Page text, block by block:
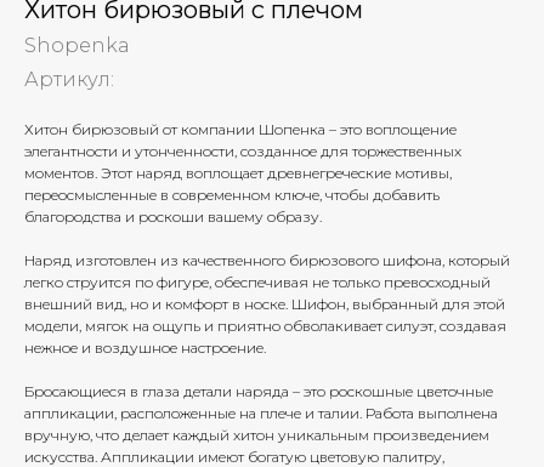
Хитон бирюзовый с плечом
Shopenka
Артикул:
Хитон бирюзовый от компании Шопенка – это воплощение
элегантности и утонченности, созданное для торжественных
моментов. Этот наряд воплощает древнегреческие мотивы,
переосмысленные в современном ключе, чтобы добавить
благородства и роскоши вашему образу.
Наряд изготовлен из качественного бирюзового шифона, который
легко струится по фигуре, обеспечивая не только превосходный
внешний вид, но и комфорт в носке. Шифон, выбранный для этой
модели, мягок на ощупь и приятно обволакивает силуэт, создавая
нежное и воздушное настроение.
Бросающиеся в глаза детали наряда – это роскошные цветочные
аппликации, расположенные на плече и талии. Работа выполнена
вручную, что делает каждый хитон уникальным произведением
искусства. Аппликации имеют богатую цветовую палитру,